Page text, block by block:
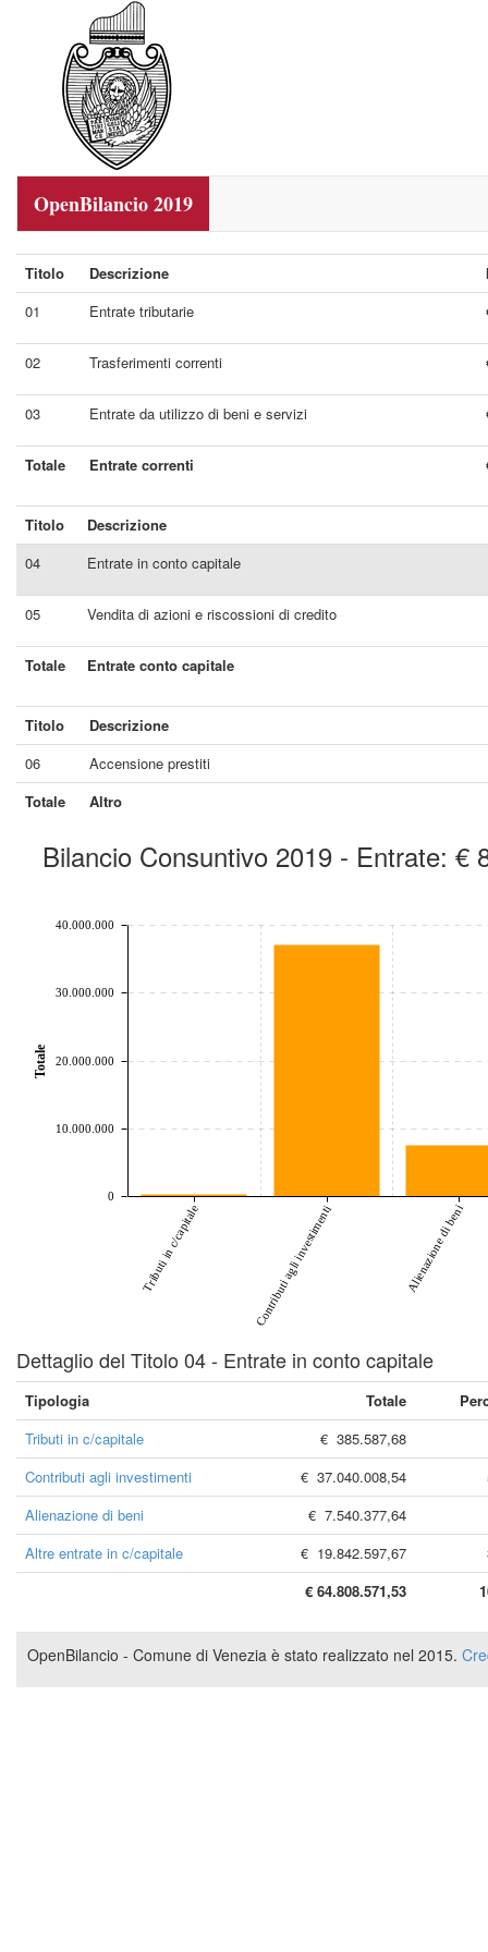
OpenBilancio 2019
Titolo Descrizione
01
Entrate tributarie
02 Trasferimenti correnti
03 Entrate da utilizzo di beni e servizi
Totale Entrate correnti
Titolo
Descrizione
04
Entrate in conto capitale
05 Vendita di azioni e riscossioni di credito
Totale Entrate conto capitale
Titolo
Descrizione
06
Accensione prestiti
Totale
Altro
Bilancio Consuntivo 2019 - Entrate: €
Tributi in c/capitale Contributi agli investimenti Alienazione di beni
0
10.000.000
20.000.000
30.000.000
40.000.000
Totale
Dettaglio del Titolo 04 - Entrate in conto capitale
Tipologia Totale
Tributi in c/capitale
€ 385.587,68
Contributi agli investimenti
€ 37.040.008,54
Alienazione di beni
€ 7.540.377,64
Altre entrate in c/capitale
€ 19.842.597,67
€ 64.808.571,53
OpenBilancio - Comune di Venezia è stato realizzato nel 2015.